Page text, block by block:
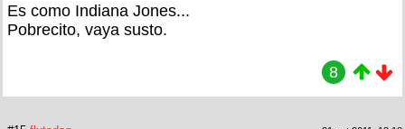
Es como Indiana Jones...
Pobrecito, vaya susto.
8